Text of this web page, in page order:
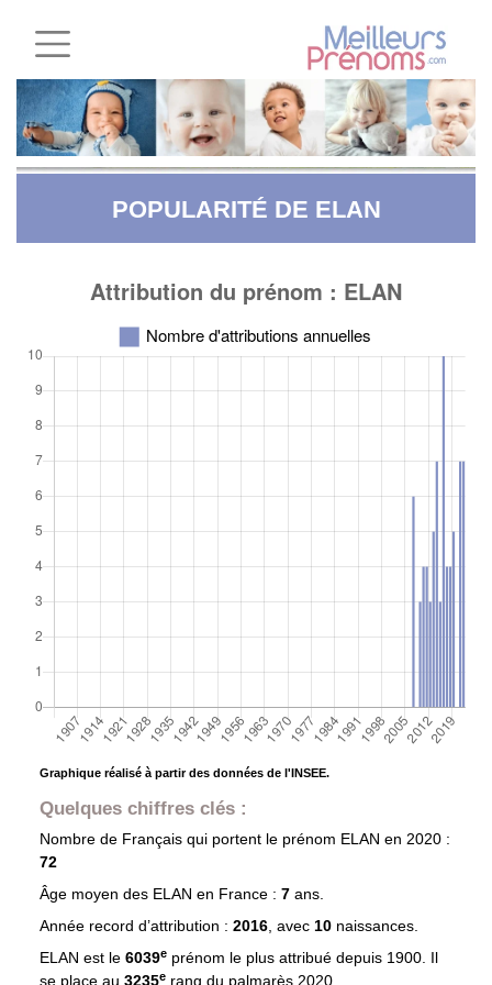
POPULARITÉ DE ELAN
Graphique réalisé à partir des données de l'INSEE.
Quelques chiffres clés :
Nombre de Français qui portent le prénom ELAN en 2020 :
72
Âge moyen des ELAN en France : 7 ans.
Année record d’attribution : 2016, avec 10 naissances.
ELAN est le 6039eprénom le plus attribué depuis 1900. Il
se place au 3235e rang du palmarès 2020.